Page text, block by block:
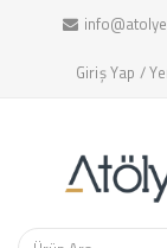
Giriş Yap /